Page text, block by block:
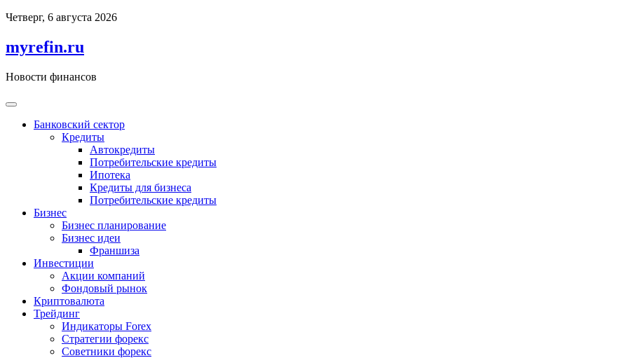
Перейти
содержимому
Четверг, 6 августа 2026
myrefin.ru
Новости финансов
Банковский сектор
Кредиты
Автокредиты
Потребительские кредиты
Ипотека
Кредиты для бизнеса
Потребительские кредиты
Бизнес
Бизнес планирование
Бизнес идеи
Франшиза
Инвестиции
Акции компаний
Фондовый рынок
Криптовалюта
Трейдинг
Индикаторы Forex
Стратегии форекс
Советники форекс